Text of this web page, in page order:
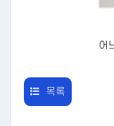
어
목록